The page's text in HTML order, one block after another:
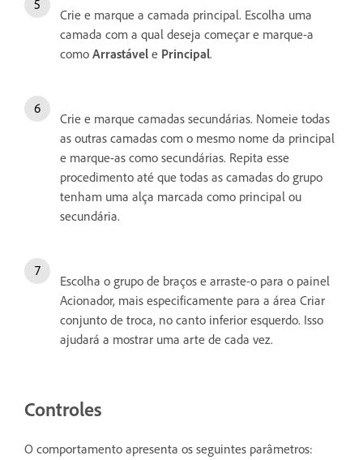
Crie e marque a camada principal. Escolha uma
camada com a qual deseja começar e marque-a
como Arrastável e Principal.
Crie e marque camadas secundárias. Nomeie todas
as outras camadas com o mesmo nome da principal
e marque-as como secundárias. Repita esse
procedimento até que todas as camadas do grupo
tenham uma alça marcada como principal ou
secundária.
Escolha o grupo de braços e arraste-o para o painel
Acionador, mais especificamente para a área Criar
conjunto de troca, no canto inferior esquerdo. Isso
ajudará a mostrar uma arte de cada vez.
Controles
O comportamento apresenta os seguintes parâmetros: